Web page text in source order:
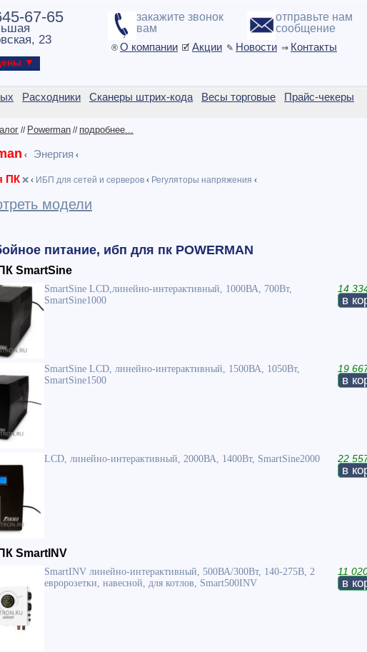
67-65
23
▼
закажите звонок
вам
отправьте нам
сообщение
® О компании 🗹 Акции ✎ Новости ⇒ Контакты
Расходники Сканеры штрих-кода Весы торговые
Прайс-чекеры
// Powerman // подробнее...
‹ Энергия ‹
ПК ❌ ‹ ИБП для сетей и серверов ‹ Регуляторы напряжения ‹
модели
питание, ибп для пк POWERMAN
SmartSine
SmartSine LCD,линейно-интерактивный, 1000ВА, 700Вт,
SmartSine1000
14
в
SmartSine LCD, линейно-интерактивный, 1500ВА, 1050Вт,
SmartSine1500
19
в
LCD, линейно-интерактивный, 2000ВА, 1400Вт, SmartSine2000 22
в
SmartINV
SmartINV линейно-интерактивный, 500ВА/300Вт, 140-275В, 2
евророзетки, навесной, для котлов, Smart500INV
11
в